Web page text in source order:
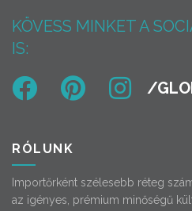
KÖVESS MINKET A
IS:
RÓLUNK
Importőrként szélesebb réteg
az igényes, prémium minőségű